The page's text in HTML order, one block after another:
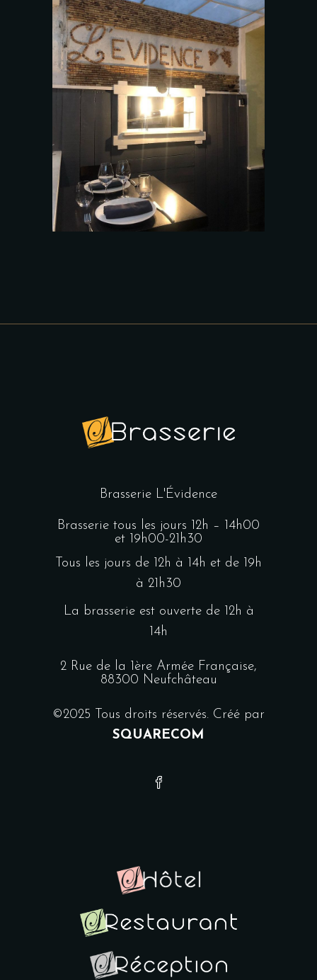
Brasserie L'Évidence
Brasserie tous les jours 12h – 14h00
et 19h00-21h30
Tous les jours de 12h à 14h et de 19h
à 21h30
La brasserie est ouverte de 12h à
14h
2 Rue de la 1ère Armée Française,
88300 Neufchâteau
©2025 Tous droits réservés. Créé par
SQUARECOM